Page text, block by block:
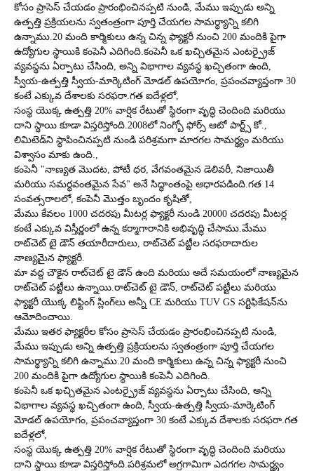
కోసం ప్రాసెస్ చేయడం ప్రారంభించినప్పటి నుండి, మేము ఇప్పుడు అన్ని
ఉత్పత్తి ప్రక్రియలను స్వతంత్రంగా పూర్తి చేయగల సామర్థ్యాన్ని కలిగి
ఉన్నాము.20 మంది కార్మికులు ఉన్న చిన్న ఫ్యాక్టరీ నుంచి 200 మందికి పైగా
ఉద్యోగుల స్థాయికి కంపెనీ ఎదిగింది.కంపెనీ ఒక ఖచ్చితమైన ఎంటర్ప్రైజ్
వ్యవస్థను ఏర్పాటు చేసింది, అన్ని విభాగాల వ్యవస్థ ఖచ్చితంగా ఉంది,
స్వీయ-ఉత్పత్తి స్వీయ-మార్కెటింగ్ మోడల్ ఉపయోగం, ప్రపంచవ్యాప్తంగా 30
కంటే ఎక్కువ దేశాలకు సరఫరా.గత ఐదేళ్లలో,
సంస్థ యొక్క ఉత్పత్తి 20% వార్షిక రేటుతో స్థిరంగా వృద్ధి చెందింది మరియు
దాని స్థాయి కూడా విస్తరిస్తోంది.2008లో నింగ్బో ఫోర్స్ ఆటో పార్ట్స్ కో.,
లిమిటెడ్‌ని స్థాపించినప్పటి నుండి పరిశ్రమగా మారగల సామర్థ్యం మరియు
విశ్వాసం మాకు ఉంది.,
కంపెనీ "నాణ్యత మొదట, పోటీ ధర, వేగవంతమైన డెలివరీ, నిజాయితీ
మరియు సమర్థవంతమైన సేవ" అనే సిద్ధాంతంపై ఆధారపడింది.గత 14
సంవత్సరాలలో, కంపెనీ మొత్తం బృందం కృషితో,
మేము కేవలం 1000 చదరపు మీటర్ల ఫ్యాక్టరీ నుండి 20000 చదరపు మీటర్ల
కంటే ఎక్కువ విస్తీర్ణంలో ఉన్న కర్మాగారానికి అభివృద్ధి చేసాము.మేము
రాట్‌చెట్ టై డౌన్ తయారీదారులు, రాట్‌చెట్ పట్టీల సరఫరాదారుల
నాణ్యమైన ఫ్యాక్టరీ.
మా వద్ద చౌకైన రాట్‌చెట్ టై డౌన్ ఉంది మరియు అదే సమయంలో నాణ్యమైన
రాట్‌చెట్ పట్టీలు ఉన్నాయి.రాట్‌చెట్ టై డౌన్, రాట్‌చెట్ పట్టీలు మరియు
ఫ్యాక్టరీ యొక్క లిఫ్టింగ్ స్లింగ్‌లు అన్నీ CE మరియు TUV GS సర్టిఫికేషన్‌ను
ఆమోదించాయి.
మేము ఇతర ఫ్యాక్టరీల కోసం ప్రాసెస్ చేయడం ప్రారంభించినప్పటి నుండి,
మేము ఇప్పుడు అన్ని ఉత్పత్తి ప్రక్రియలను స్వతంత్రంగా పూర్తి చేయగల
సామర్థ్యాన్ని కలిగి ఉన్నాము.20 మంది కార్మికులు ఉన్న చిన్న ఫ్యాక్టరీ నుంచి
200 మందికి పైగా ఉద్యోగుల స్థాయికి కంపెనీ ఎదిగింది.
కంపెనీ ఒక ఖచ్చితమైన ఎంటర్ప్రైజ్ వ్యవస్థను ఏర్పాటు చేసింది, అన్ని
విభాగాల వ్యవస్థ ఖచ్చితంగా ఉంది, స్వీయ-ఉత్పత్తి స్వీయ-మార్కెటింగ్
మోడల్ ఉపయోగం, ప్రపంచవ్యాప్తంగా 30 కంటే ఎక్కువ దేశాలకు సరఫరా.గత
ఐదేళ్లలో,
సంస్థ యొక్క ఉత్పత్తి 20% వార్షిక రేటుతో స్థిరంగా వృద్ధి చెందింది మరియు
దాని స్థాయి కూడా విస్తరిస్తోంది.పరిశ్రమలో అగ్రగామిగా ఎదగగల సామర్థ్యం